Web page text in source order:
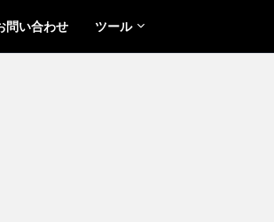
問い合わせ ツール